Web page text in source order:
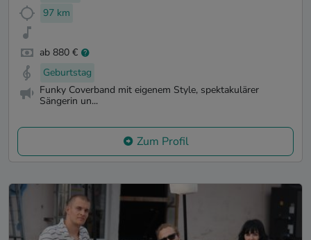
97 km
ab 880 €
Geburtstag
Funky Coverband mit eigenem Style, spektakulärer
Sängerin un...
Zum Profil